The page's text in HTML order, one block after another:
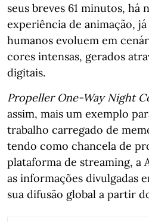
seus breves 61 minutos, há
experiência de animação,
humanos evoluem em
cores intensas, gerados
digitais.
Propeller One-Way Night
assim, mais um exemplo
trabalho carregado de
tendo como chancela de
plataforma de streaming, a
as informações divulgadas
sua difusão global a partir